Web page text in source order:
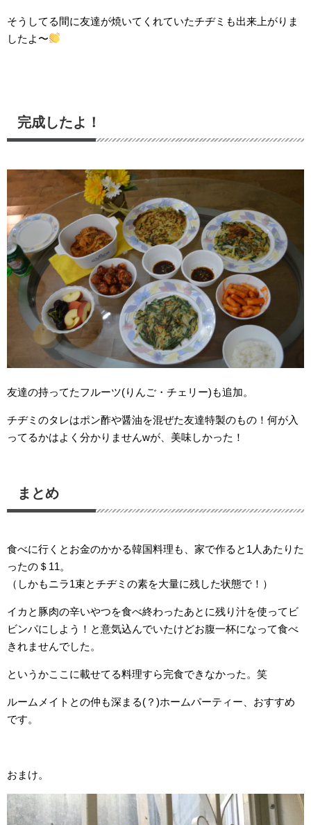
そうしてる間に友達が焼いてくれていたチヂミも出来上がりま
したよ〜
完成したよ！
友達の持ってたフルーツ(りんご・チェリー)も追加。
チヂミのタレはポン酢や醤油を混ぜた友達特製のもの！何が入
ってるかはよく分かりませんwが、美味しかった！
まとめ
食べに行くとお金のかかる韓国料理も、家で作ると1人あたりた
ったの＄11。
（しかもニラ1束とチヂミの素を大量に残した状態で！）
イカと豚肉の辛いやつを食べ終わったあとに残り汁を使ってビ
ビンパにしよう！と意気込んでいたけどお腹一杯になって食べ
きれませんでした。
というかここに載せてる料理すら完食できなかった。笑
ルームメイトとの仲も深まる(？)ホームパーティー、おすすめ
です。
おまけ。